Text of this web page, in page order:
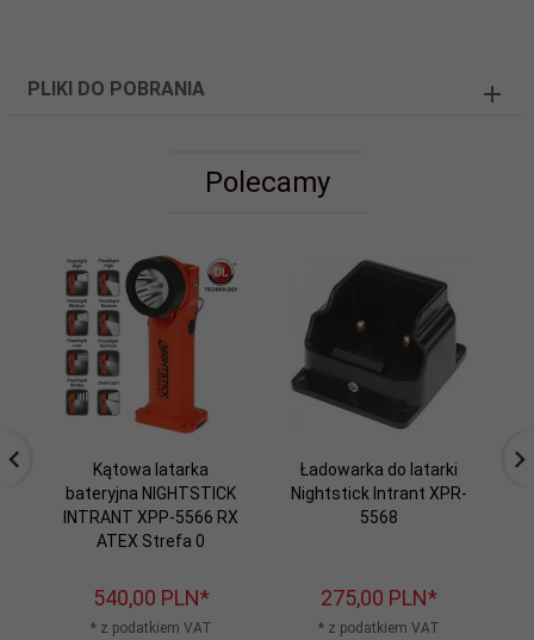
PLIKI DO POBRANIA
Polecamy
Kątowa latarka
bateryjna NIGHTSTICK
INTRANT XPP-5566 RX
ATEX Strefa 0
540,00 PLN*
* z podatkiem VAT
Ładowarka do latarki
Nightstick Intrant XPR-
5568
275,00 PLN*
* z podatkiem VAT